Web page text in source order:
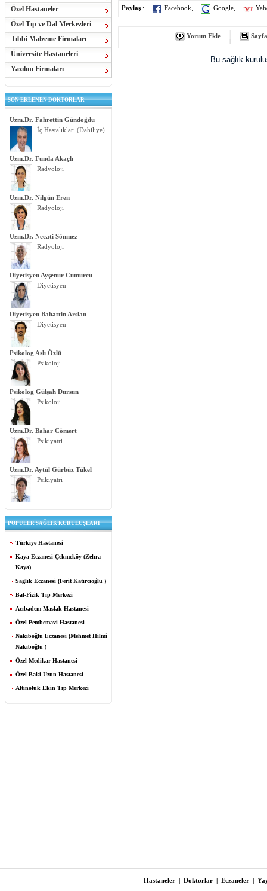
Özel Hastaneler
Özel Tıp ve Dal Merkezleri
Tıbbi Malzeme Firmaları
Üniversite Hastaneleri
Yazılım Firmaları
SON EKLENEN DOKTORLAR
Uzm.Dr. Fahrettin Gündoğdu
İç Hastalıkları (Dahiliye)
Uzm.Dr. Funda Akaçlı
Radyoloji
Uzm.Dr. Nilgün Eren
Radyoloji
Uzm.Dr. Necati Sönmez
Radyoloji
Diyetisyen Ayşenur Cumurcu
Diyetisyen
Diyetisyen Bahattin Arslan
Diyetisyen
Psikolog Aslı Özlü
Psikoloji
Psikolog Gülşah Dursun
Psikoloji
Uzm.Dr. Bahar Cömert
Psikiyatri
Uzm.Dr. Aytül Gürbüz Tükel
Psikiyatri
POPÜLER SAĞLIK KURULUŞLARI
Türkiye Hastanesi
Kaya Eczanesi Çekmeköy (Zehra
Kaya)
Sağlık Eczanesi (Ferit Katırcıoğlu )
Bal-Fizik Tıp Merkezi
Acıbadem Maslak Hastanesi
Özel Pembemavi Hastanesi
Nakıboğlu Eczanesi (Mehmet Hilmi
Nakıboğlu )
Özel Medikar Hastanesi
Özel Baki Uzun Hastanesi
Altınoluk Ekin Tıp Merkezi
Paylaş : Facebook Google
Yorum Ekle
Bu sağlık
Hastaneler | Doktorlar | Eczaneler |